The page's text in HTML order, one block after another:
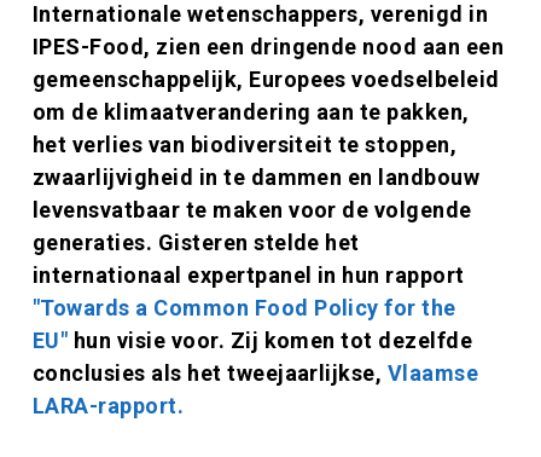
Inleiding
Internationale wetenschappers, verenigd in
IPES-Food, zien een dringende nood aan een
gemeenschappelijk, Europees voedselbeleid
om de klimaatverandering aan te pakken,
het verlies van biodiversiteit te stoppen,
zwaarlijvigheid in te dammen en landbouw
levensvatbaar te maken voor de volgende
generaties. Gisteren stelde het
internationaal expertpanel in hun rapport
"Towards a Common Food Policy for the
EU" hun visie voor. Zij komen tot dezelfde
conclusies als het tweejaarlijkse, Vlaamse
LARA-rapport.